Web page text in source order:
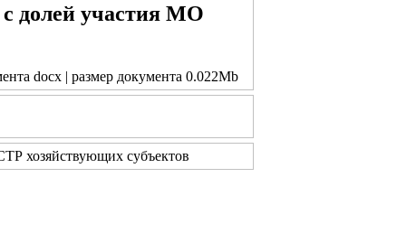
долей участия МО
docx | размер документа 0.022Mb
хозяйствующих субъектов